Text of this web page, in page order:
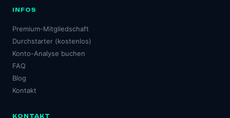
INFOS
Premium-Mitgliedschaft
Durchstarter (kostenlos)
Konto-Analyse buchen
FAQ
Blog
Kontakt
KONTAKT